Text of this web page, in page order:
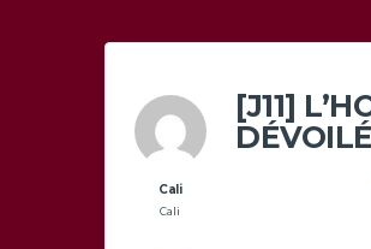
Cali
Cali
[J11]
DÉVOILÉ